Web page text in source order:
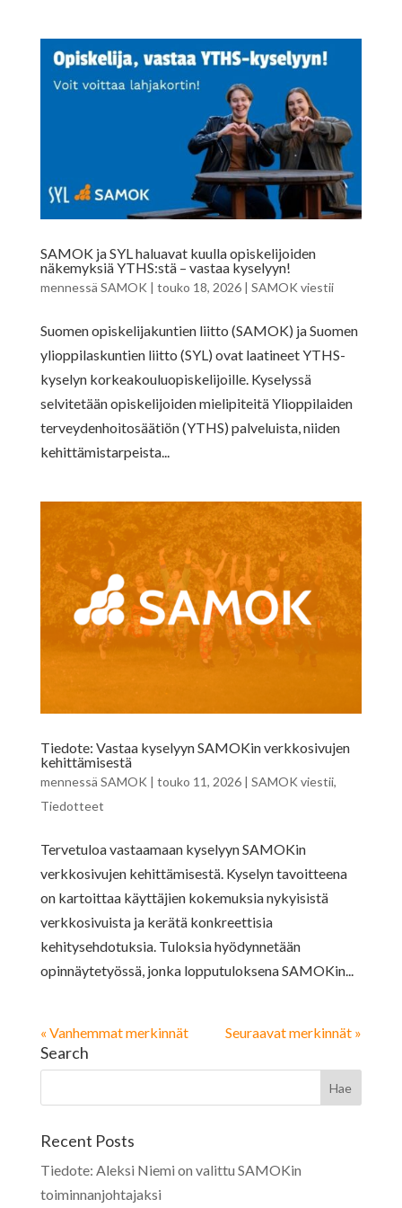
SAMOK ja SYL haluavat kuulla opiskelijoiden
näkemyksiä YTHS:stä – vastaa kyselyyn!
mennessä SAMOK | touko 18, 2026| SAMOK viestii
Suomen opiskelijakuntien liitto (SAMOK) ja Suomen
ylioppilaskuntien liitto (SYL) ovat laatineet YTHS-
kyselyn korkeakouluopiskelijoille. Kyselyssä
selvitetään opiskelijoiden mielipiteitä Ylioppilaiden
terveydenhoitosäätiön (YTHS) palveluista, niiden
kehittämistarpeista...
Tiedote: Vastaa kyselyyn SAMOKin verkkosivujen
kehittämisestä
mennessä SAMOK | touko 11, 2026| SAMOK viestii,
Tiedotteet
Tervetuloa vastaamaan kyselyyn SAMOKin
verkkosivujen kehittämisestä. Kyselyn tavoitteena
on kartoittaa käyttäjien kokemuksia nykyisistä
verkkosivuista ja kerätä konkreettisia
kehitysehdotuksia. Tuloksia hyödynnetään
opinnäytetyössä, jonka lopputuloksena SAMOKin...
« Vanhemmat merkinnät Seuraavat merkinnät »
Search
Recent Posts
Tiedote: Aleksi Niemi on valittu SAMOKin
toiminnanjohtajaksi